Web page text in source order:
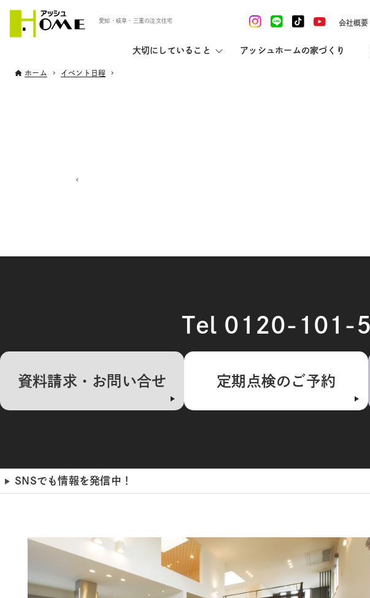
愛知・岐阜・三重の注文住宅 会社概要
大切にしていること アッシュホームの家づくり
ホーム イベント日程
Tel 0120-101-
資料請求・お問い合せ 定期点検のご予約
SNSでも情報を発信中！